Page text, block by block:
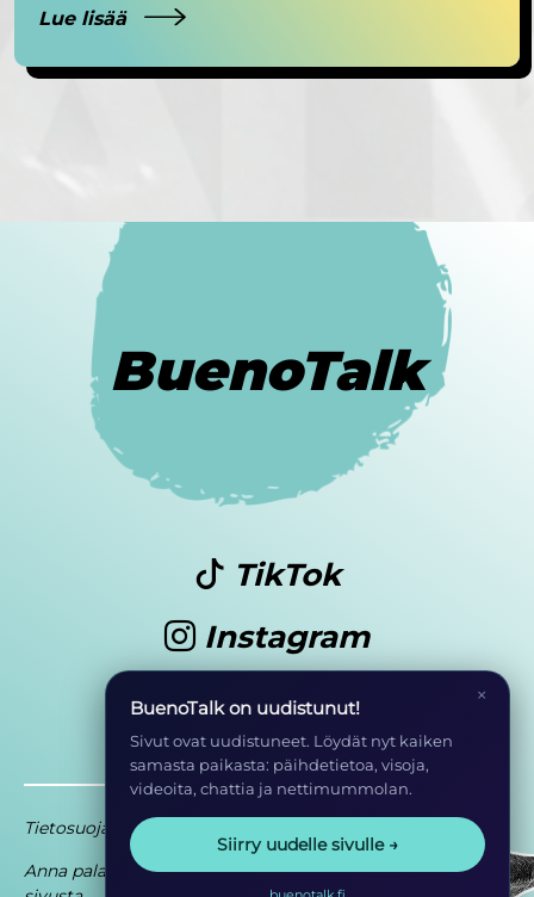
Lue lisää
BuenoTalk
TikTok
Instagram
Youtube
Tietosuoja
Anna palautetta
Osa EHYT ry:n
×
BuenoTalk on uudistunut!
Sivut ovat uudistuneet. Löydät nyt kaiken
samasta paikasta: päihdetietoa, visoja,
videoita, chattia ja nettimummolan.
Siirry uudelle sivulle →